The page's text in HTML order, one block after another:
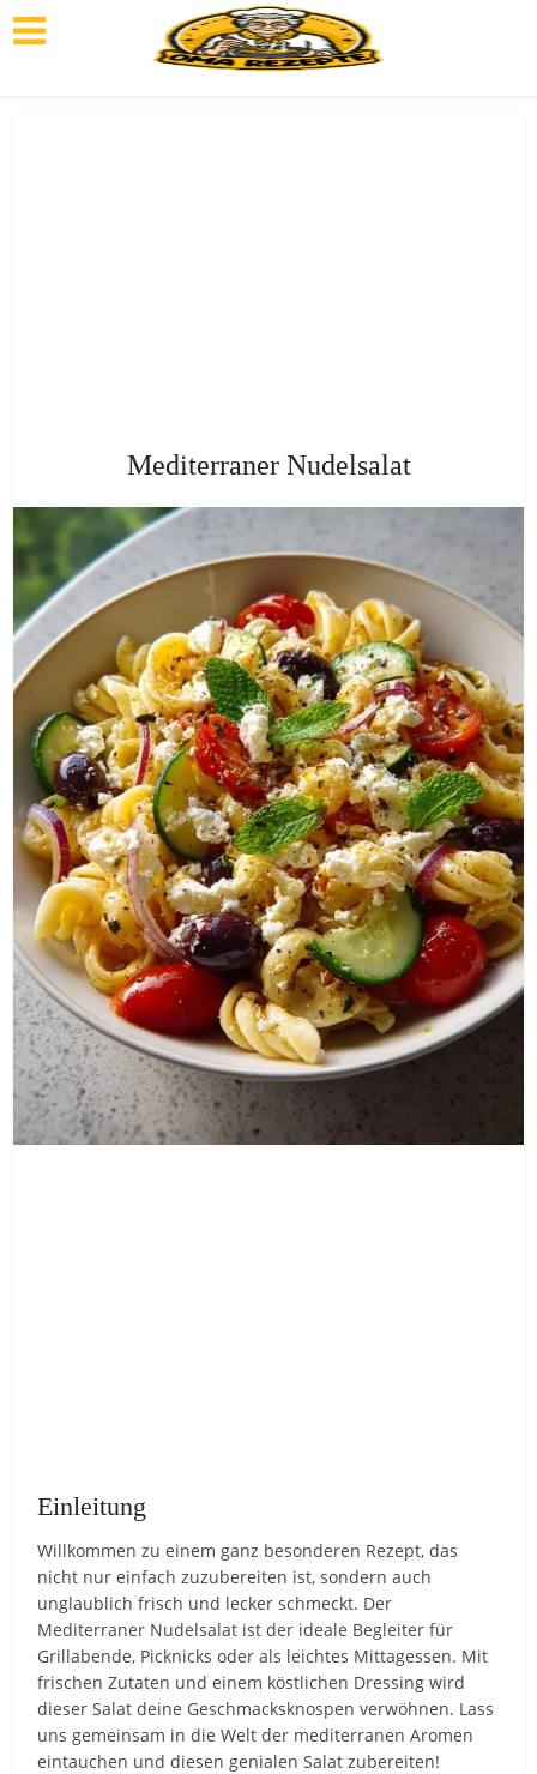
Mediterraner Nudelsalat
Einleitung
Willkommen zu einem ganz besonderen Rezept, das
nicht nur einfach zuzubereiten ist, sondern auch
unglaublich frisch und lecker schmeckt. Der
Mediterraner Nudelsalat ist der ideale Begleiter für
Grillabende, Picknicks oder als leichtes Mittagessen. Mit
frischen Zutaten und einem köstlichen Dressing wird
dieser Salat deine Geschmacksknospen verwöhnen. Lass
uns gemeinsam in die Welt der mediterranen Aromen
eintauchen und diesen genialen Salat zubereiten!